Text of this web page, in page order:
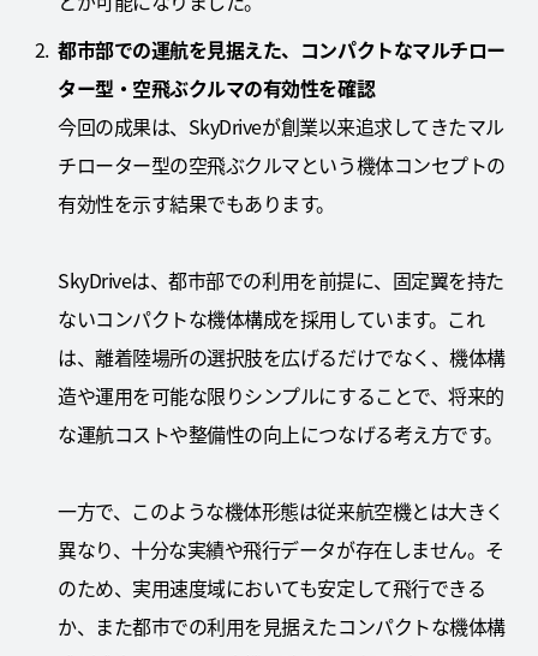
都市部での運航を見据えた、コンパクトなマルチロー
ター型・空飛ぶクルマの有効性を確認
今回の成果は、SkyDriveが創業以来追求してきたマル
チローター型の空飛ぶクルマという機体コンセプトの
有効性を示す結果でもあります。
SkyDriveは、都市部での利用を前提に、固定翼を持た
ないコンパクトな機体構成を採用しています。これ
は、離着陸場所の選択肢を広げるだけでなく、機体構
造や運用を可能な限りシンプルにすることで、将来的
な運航コストや整備性の向上につなげる考え方です。
一方で、このような機体形態は従来航空機とは大きく
異なり、十分な実績や飛行データが存在しません。そ
のため、実用速度域においても安定して飛行できる
か、また都市での利用を見据えたコンパクトな機体構